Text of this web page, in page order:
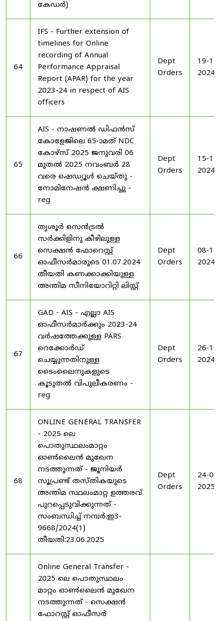
കേഡർ)
64
IFS - Further extension of
timelines for Online
recording of Annual
Performance Appraisal
Report (APAR) for the year
2023-24 in respect of AIS
officers
Dept
Orders
19-
2024
65
AIS - നാഷണൽ ഡിഫൻസ്
കോളേജിലെ 65-ാമത് NDC
കോഴ്‌സ് 2025 ജനുവരി 06
മുതൽ 2025 നവംബർ 28
വരെ ഷെഡ്യൂൾ ചെയ്‌തു -
നോമിനേഷൻ ക്ഷണിച്ചു -
reg
Dept
Orders
15-
2024
66
തൃശൂർ സെൻട്രൽ
സർക്കിളിനു കീഴിലുള്ള
സെക്ഷൻ ഫോറെസ്റ്റ്
ഓഫീസർമാരുടെ 01.07.2024
തീയതി കണക്കാക്കിയുള്ള
അന്തിമ സീനിയോറിറ്റി ലിസ്റ്റ്
Dept
Orders
08-
2024
67
GAD - AIS - എല്ലാ AIS
ഓഫീസർമാർക്കും 2023-24
വർഷത്തേക്കുള്ള PARS
റെക്കോർഡ്
ചെയ്യുന്നതിനുള്ള
ടൈംലൈനുകളുടെ
കൂടുതൽ വിപുലീകരണം -
reg
Dept
Orders
26-
2024
68
ONLINE GENERAL TRANSFER
- 2025 ലെ
പൊതുസ്ഥലംമാറ്റം
ഓൺലൈൻ മുഖേന
നടത്തുന്നത് - ജൂനിയർ
സൂപ്രണ്ട് തസ്തികയുടെ
അന്തിമ സ്ഥലംമാറ്റ ഉത്തരവ്
പുറപ്പെടുവിക്കുന്നത് -
സംബന്ധിച്ച് നമ്പർ.ഇ3-
9668/2024(1)
തീയതി:23.06.2025
Dept
Orders
24-
2025
Online General Transfer -
2025 ലെ പൊതുസ്ഥലം
മാറ്റം ഓൺലൈൻ മുഖേന
നടത്തുന്നത് - സെക്ഷൻ
ഫോറസ്റ്റ് ഓഫീസർ